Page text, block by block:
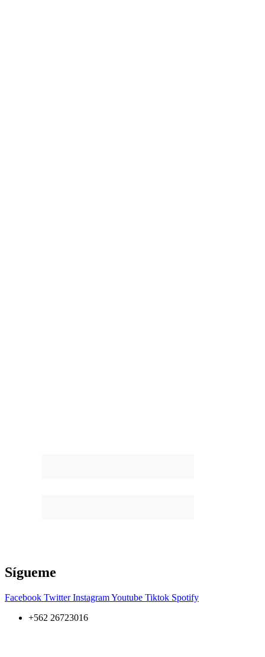
Sígueme
Facebook Twitter InstagramYoutube Tiktok Spotify
+562 26723016